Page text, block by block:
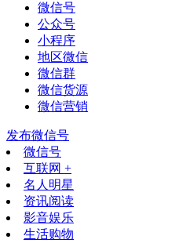
微信号
公众号
小程序
地区微信
微信群
微信货源
微信营销
发布微信号
微信号
互联网 +
名人明星
资讯阅读
影音娱乐
生活购物